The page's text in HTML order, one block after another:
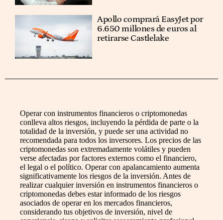
Apollo comprará EasyJet por
6.650 millones de euros al
retirarse Castlelake
Operar con instrumentos financieros o criptomonedas
conlleva altos riesgos, incluyendo la pérdida de parte o la
totalidad de la inversión, y puede ser una actividad no
recomendada para todos los inversores. Los precios de las
criptomonedas son extremadamente volátiles y pueden
verse afectadas por factores externos como el financiero,
el legal o el político. Operar con apalancamiento aumenta
significativamente los riesgos de la inversión. Antes de
realizar cualquier inversión en instrumentos financieros o
criptomonedas debes estar informado de los riesgos
asociados de operar en los mercados financieros,
considerando tus objetivos de inversión, nivel de